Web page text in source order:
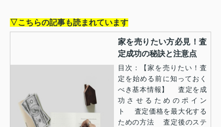
▽こちらの記事も読まれています
家を売りたい方必見！査
定成功の秘訣と注意点
目次：【家を売りたい！査
定を始める前に知っておく
べき基本情報】 査定を成
功させるためのポイン
ト 査定価格を最大化する
ための方法 査定後のステ